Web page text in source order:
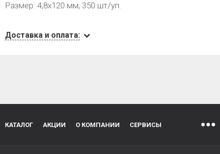
Размер: 4,8х120 мм, 350 шт/уп.
Доставка и оплата:
КАТАЛОГ АКЦИИ О КОМПАНИИ СЕРВИСЫ